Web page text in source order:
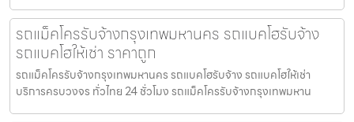
รถแม็คโครรับจ้างกรุงเทพมหานคร รถแบคโฮรับจ้าง
รถแบคโฮให้เช่า ราคาถูก
รถแม็คโครรับจ้างกรุงเทพมหานคร รถแบคโฮรับจ้าง รถแบคโฮให้เช่า
บริการครบวงจร ทั่วไทย 24 ชั่วโมง รถแม็คโครรับจ้างกรุงเทพมหาน